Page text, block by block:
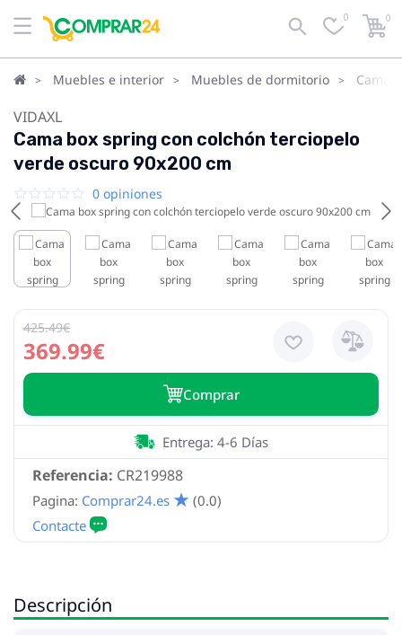
0 0
Muebles e interior Muebles de dormitorio Camas
VIDAXL
Cama box spring con colchón terciopelo
verde oscuro 90x200 cm
0 opiniones
369.99€
425.49€
Сomprar
Referencia: CR219988
Entrega: 4-6 Días
Pagina: Comprar24.es (0.0)
Descripción